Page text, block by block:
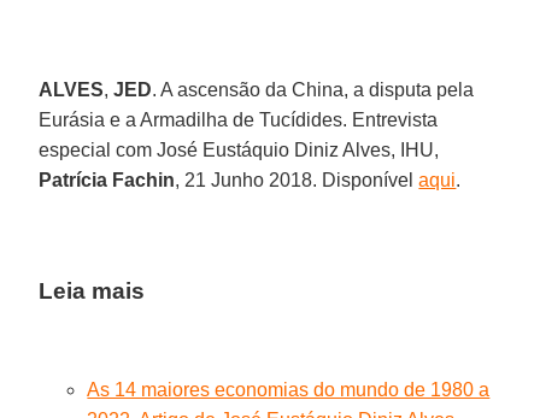
ALVES,JED. A ascensão da China, a disputa pela
Eurásia e a Armadilha de Tucídides. Entrevista
especial com José Eustáquio Diniz Alves, IHU,
Patrícia Fachin, 21 Junho 2018. Disponívelaqui.
Leia mais
As 14 maiores economias do mundo de 1980 a